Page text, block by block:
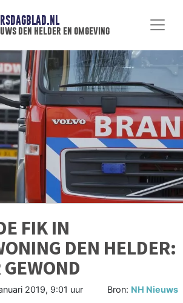
den helder en omgeving
FIK IN
DEN HELDER:
2019, 9:01 uur Bron: NH Nieuws